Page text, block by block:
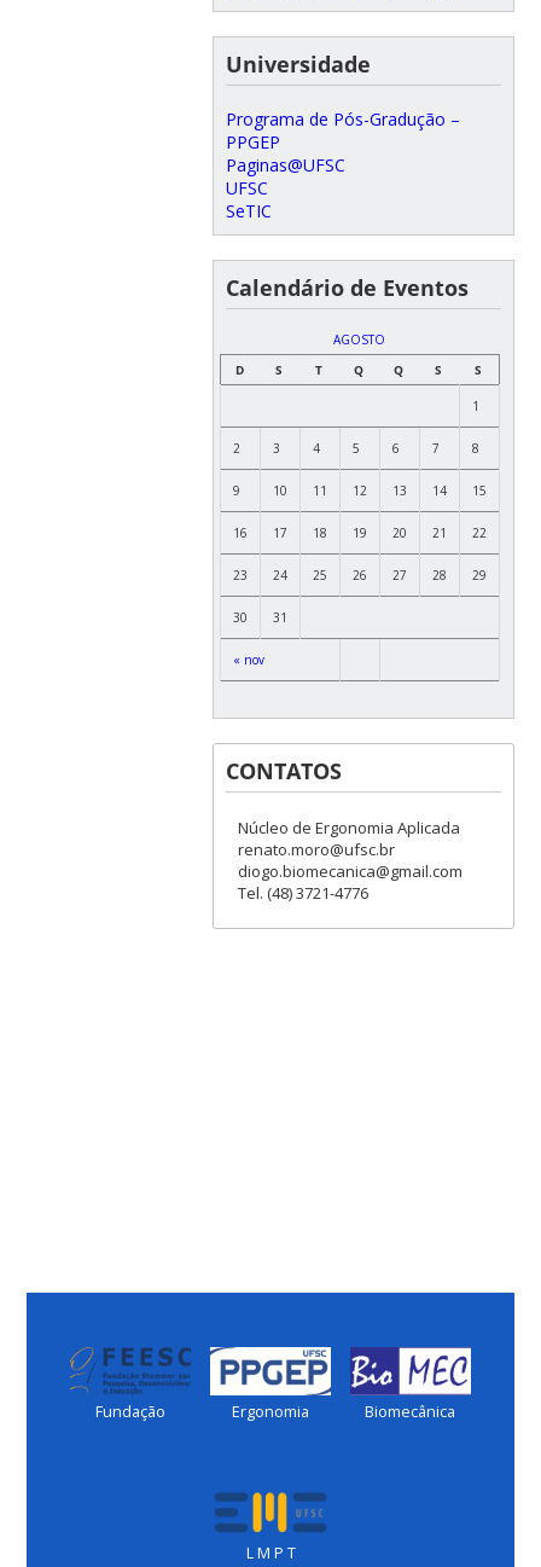
Universidade
Programa de Pós-Gradução –
PPGEP
Paginas@UFSC
UFSC
SeTIC
Calendário de Eventos
AGOSTO
D
S T Q Q S S
« nov
1
2 3 4 5 6 7 8
9 10 11 12 13 14 15
16 17 18 19 20 21 22
23 24 25 26 27 28 29
30 31
CONTATOS
Núcleo de Ergonomia Aplicada
renato.moro@ufsc.br
diogo.biomecanica@gmail.com
Tel. (48) 3721-4776
Fundação Ergonomia Biomecânica
L M P T